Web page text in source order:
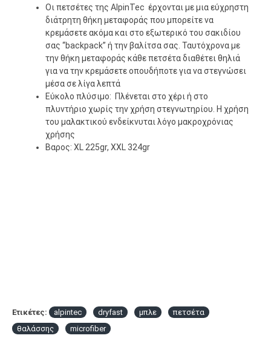
Οι πετσέτες της AlpinTec έρχονται με μια εύχρηστη
διάτρητη θήκη μεταφοράς που μπορείτε να
κρεμάσετε ακόμα και στο εξωτερικό του σακιδίου
σας “backpack” ή την βαλίτσα σας. Ταυτόχρονα με
την θήκη μεταφοράς κάθε πετσέτα διαθέτει θηλιά
για να την κρεμάσετε οπουδήποτε για να στεγνώσει
μέσα σε λίγα λεπτά
Εύκολο πλύσιμο: Πλένεται στο χέρι ή στο
πλυντήριο χωρίς την χρήση στεγνωτηρίου. Η χρήση
του μαλακτικού ενδείκνυται λόγο μακροχρόνιας
χρήσης
Βαρος: XL 225gr, XXL 324gr
Ετικέτες: alpintec dryfast μπλε
πετσέτα
θαλάσσης
microfiber